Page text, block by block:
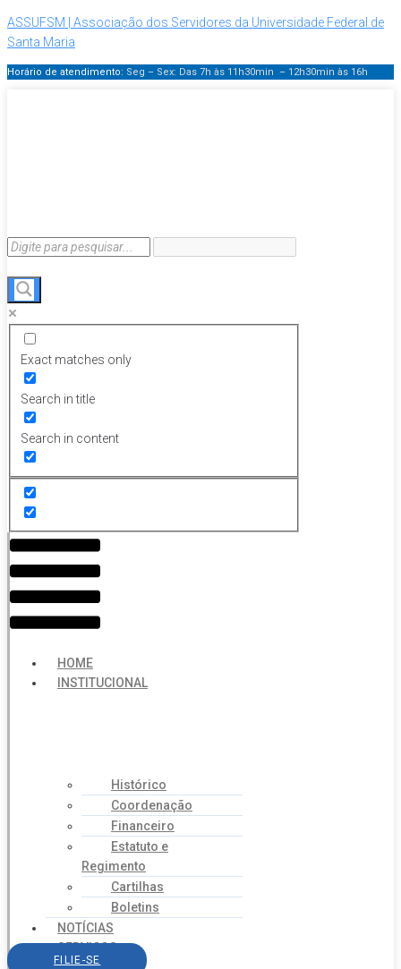
ASSUFSM | Associação dos Servidores da Universidade Federal de
Santa Maria
Horário de atendimento: Seg – Sex: Das 7h às 11h30min – 12h30min às 16h
Exact matches only
Search in title
Search in content
Menu
HOME
INSTITUCIONAL
Histórico
Coordenação
Financeiro
Estatuto e
Regimento
Cartilhas
Boletins
NOTÍCIAS
SERVIÇOS
FILIE-SE